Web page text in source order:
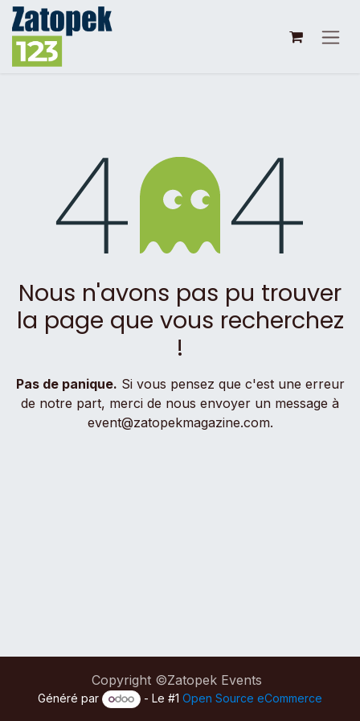
Se rendre au contenu
Erreur 404
Nous n'avons pas pu trouver
la page que vous recherchez
!
Pas de panique. Si vous pensez que c'est une erreur
de notre part, merci de nous envoyer un message à
event@zatopekmagazine.com.
Copyright ©Zatopek Events
Généré par - Le #1Open Source eCommerce